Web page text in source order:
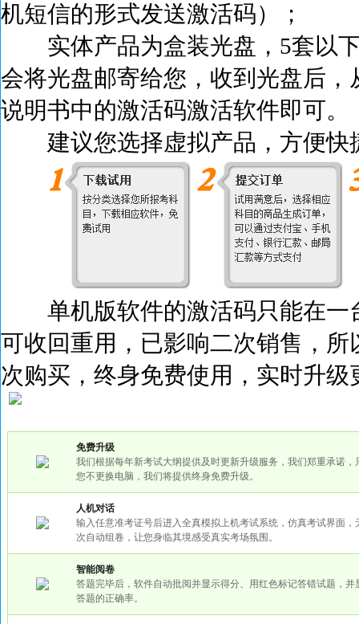
机短信的形式发送激活码）；
实体产品为盒装光盘，5套以
会将光盘邮寄给您，收到光盘后
说明书中的激活码激活软件即可。
建议您选择虚拟产品，方便快
单机版软件的激活码只能在一
可收回重用，已影响二次销售，
次购买，终身免费使用，实时升
免费升级
我们根据每年新考试大纲提供及时更新升级服务，我们郑重承诺，
您不更换电脑，我们将提供终身免费升级。
人机对话
输入任意准考证号后进入全真模拟上机考试系统，仿真考试界面，
次自动组卷，让您身临其境感受真实考场氛围。
智能阅卷
答题完毕后，软件自动批阅并显示得分、用红色标记答错试题，并
答题的正确率。